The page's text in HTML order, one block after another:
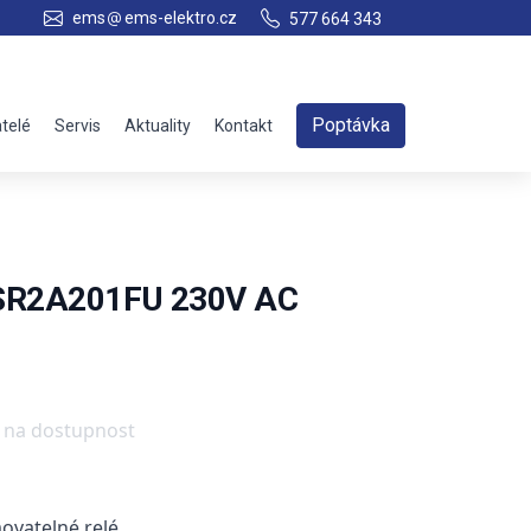
ems ems-elektro.cz 577 664 343
Servis Aktuality Kontakt Poptávka
230V AC
na dostupnost